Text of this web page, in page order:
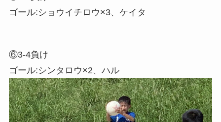
ゴール:ショウイチロウ×3、ケイタ
⑥3-4負け
ゴール:シンタロウ×2、ハル